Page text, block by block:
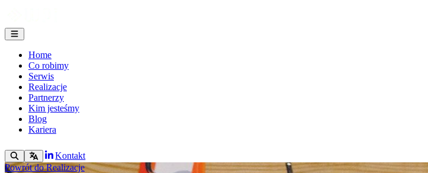
Home
Co robimy
Serwis
Realizacje
Partnerzy
Kim jesteśmy
Blog
Kariera
Kontakt
Powrót do Realizacje